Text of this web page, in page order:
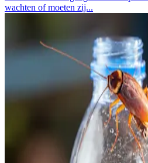
wachten of moeten zij...